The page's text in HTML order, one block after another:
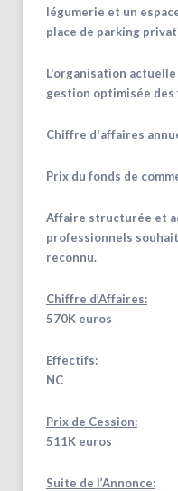
légumerie et un
place de parking
L'organisation
gestion optimisée
Chiffre d'affaires
Prix du fonds de
Affaire structurée et
professionnels
reconnu.
Chiffre d’Affaires:
570K euros
Effectifs:
NC
Prix de Cession:
511K euros
Suite de l’Annonce: